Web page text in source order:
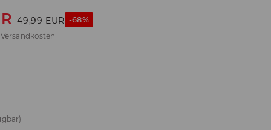
49,99 EUR -68%
Versandkosten